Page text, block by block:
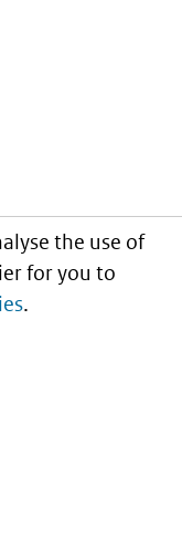
the use of
for you to
.